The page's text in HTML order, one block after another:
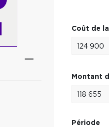
Coût de
Montant
Période